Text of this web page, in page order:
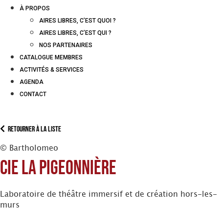
À PROPOS
AIRES LIBRES, C’EST QUOI ?
AIRES LIBRES, C’EST QUI ?
NOS PARTENAIRES
CATALOGUE MEMBRES
ACTIVITÉS & SERVICES
AGENDA
CONTACT
Retourner à la liste
© Bartholomeo
Cie la Pigeonnière
Laboratoire de théâtre immersif et de création hors-les-
murs